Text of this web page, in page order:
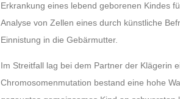
Erkrankung eines lebend geborenen Kindes
Analyse von Zellen eines durch künstliche
Einnistung in die Gebärmutter.
Im Streitfall lag bei dem Partner der Klägerin
Chromosomenmutation bestand eine hohe